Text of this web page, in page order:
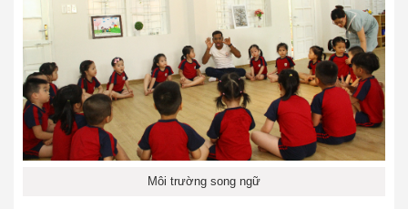
Môi trường song ngữ